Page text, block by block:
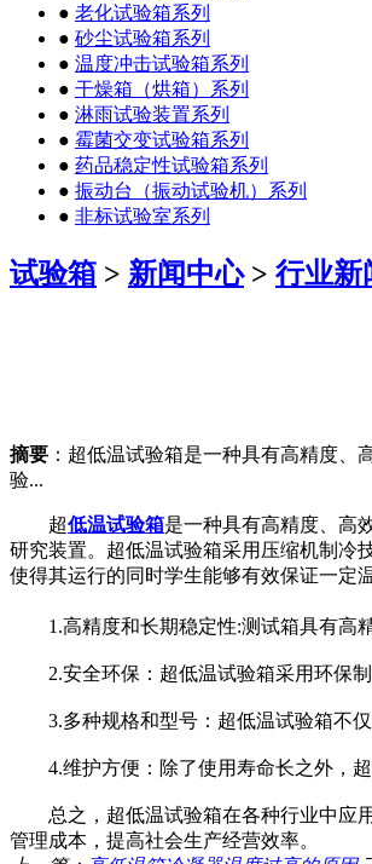
● 老化试验箱系列
● 砂尘试验箱系列
● 温度冲击试验箱系列
● 干燥箱（烘箱）系列
● 淋雨试验装置系列
● 霉菌交变试验箱系列
● 药品稳定性试验箱系列
● 振动台（振动试验机）系列
● 非标试验室系列
试验箱 > 新闻中心> 行业新
摘要 ：超低温试验箱是一种具有高精度
验...
超低温试验箱是一种具有高精度、高
研究装置。超低温试验箱采用压缩机制冷
使得其运行的同时学生能够有效保证一定
1.高精度和长期稳定性:测试箱具有高精
2.安全环保：超低温试验箱采用环保制
3.多种规格和型号：超低温试验箱不仅
4.维护方便：除了使用寿命长之外，超
总之，超低温试验箱在各种行业中应用
管理成本，提高社会生产经营效率。